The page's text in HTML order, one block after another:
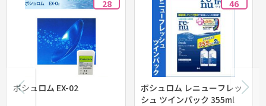
28
ボシュロム EX-02
46
ボシュロム レニューフレッ
シュ ツインパック 355ml